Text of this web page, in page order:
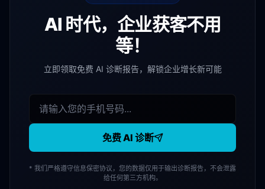
AI 时代，企业获客不用
等！
立即领取免费 AI 诊断报告，解锁企业增长新可能
免费 AI 诊断
* 我们严格遵守信息保密协议，您的数据仅用于输出诊断报告，不会泄露
给任何第三方机构。